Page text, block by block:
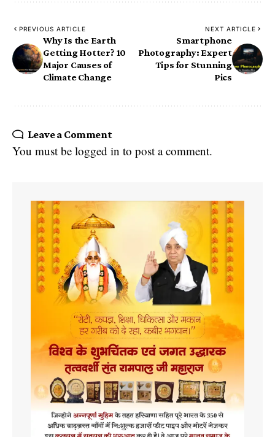
PREVIOUS ARTICLE
Why Is the Earth
Getting Hotter? 10
Major Causes of
Climate Change
NEXT ARTICLE
Smartphone
Photography: Expert
Tips for Stunning
Pics
Leave a Comment
You must be logged in to post a comment.